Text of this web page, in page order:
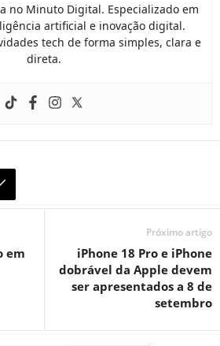
no Minuto Digital. Especializado em
artificial e inovação digital.
tech de forma simples, clara e
direta.
em
Próximo artigo
iPhone 18 Pro e iPhone
dobrável da Apple devem
ser apresentados a 8 de
setembro